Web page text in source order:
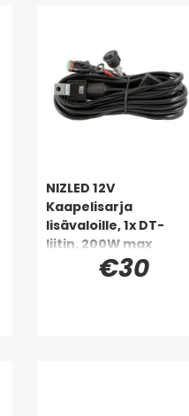
NIZLED 12V
Kaapelisarja
lisävaloille, 1x DT-
liitin, 200W max
€30